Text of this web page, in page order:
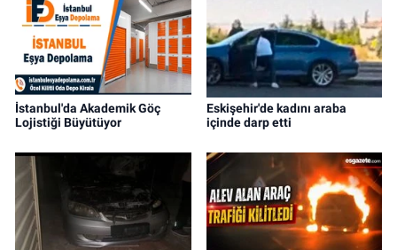
İstanbul'da Akademik Göç
Lojistiği Büyütüyor
Eskişehir'de kadını araba
içinde darp etti